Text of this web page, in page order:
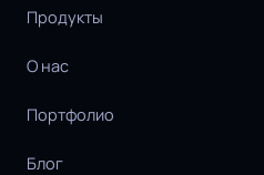
Продукты
О нас
Портфолио
Блог